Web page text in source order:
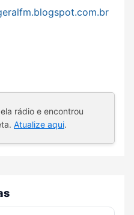
rádio e encontrou
Atualize aqui.